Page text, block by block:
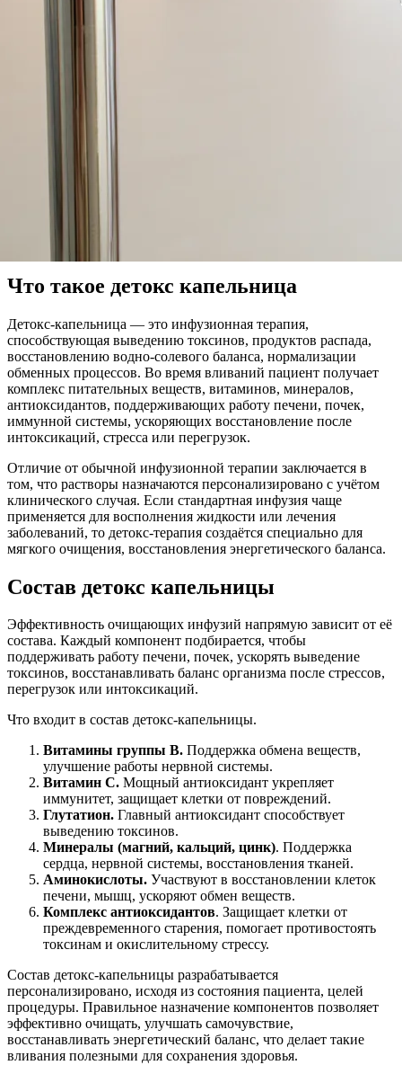
Что такое детокс капельница
Детокс-капельница — это инфузионная терапия,
способствующая выведению токсинов, продуктов распада,
восстановлению водно-солевого баланса, нормализации
обменных процессов. Во время вливаний пациент получает
комплекс питательных веществ, витаминов, минералов,
антиоксидантов, поддерживающих работу печени, почек,
иммунной системы, ускоряющих восстановление после
интоксикаций, стресса или перегрузок.
Отличие от обычной инфузионной терапии заключается в
том, что растворы назначаются персонализировано с учётом
клинического случая. Если стандартная инфузия чаще
применяется для восполнения жидкости или лечения
заболеваний, то детокс-терапия создаётся специально для
мягкого очищения, восстановления энергетического баланса.
Состав детокс капельницы
Эффективность очищающих инфузий напрямую зависит от её
состава. Каждый компонент подбирается, чтобы
поддерживать работу печени, почек, ускорять выведение
токсинов, восстанавливать баланс организма после стрессов,
перегрузок или интоксикаций.
Что входит в состав детокс-капельницы.
Витамины группы B. Поддержка обмена веществ,
улучшение работы нервной системы.
Витамин C. Мощный антиоксидант укрепляет
иммунитет, защищает клетки от повреждений.
Глутатион. Главный антиоксидант способствует
выведению токсинов.
Минералы (магний, кальций, цинк). Поддержка
сердца, нервной системы, восстановления тканей.
Аминокислоты. Участвуют в восстановлении клеток
печени, мышц, ускоряют обмен веществ.
Комплекс антиоксидантов. Защищает клетки от
преждевременного старения, помогает противостоять
токсинам и окислительному стрессу.
Состав детокс-капельницы разрабатывается
персонализировано, исходя из состояния пациента, целей
процедуры. Правильное назначение компонентов позволяет
эффективно очищать, улучшать самочувствие,
восстанавливать энергетический баланс, что делает такие
вливания полезными для сохранения здоровья.